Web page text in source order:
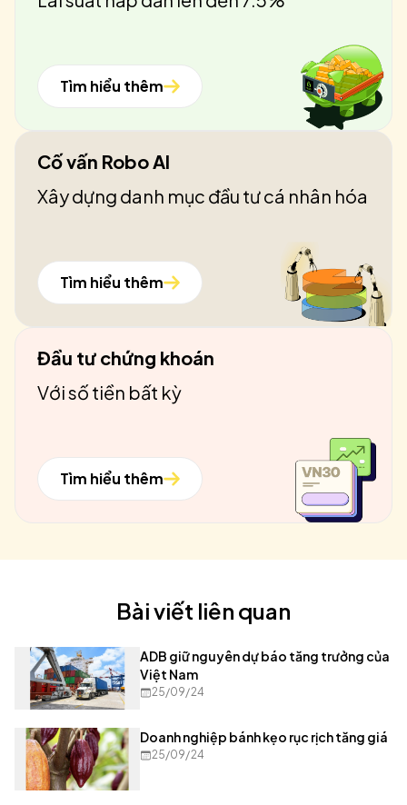
Tìm hiểu thêm
Cố vấn Robo AI
Xây dựng danh mục đầu tư cá nhân hóa
Tìm hiểu thêm
Đầu tư chứng khoán
Với số tiền bất kỳ
Tìm hiểu thêm
Bài viết liên quan
ADB giữ nguyên dự báo tăng trưởng của
Việt Nam
25/09/24
Doanh nghiệp bánh kẹo rục rịch tăng giá
25/09/24